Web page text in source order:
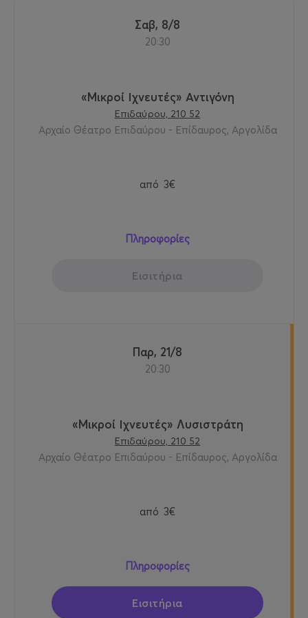
Σαβ, 8/8
20:30
«Μικροί Ιχνευτές» Αντιγόνη
Επιδαύρου, 210 52
Αρχαίο Θέατρο Επιδαύρου - Επίδαυρος, Αργολίδα
από 3€
Πληροφορίες
Εισιτήρια
Παρ, 21/8
20:30
«Μικροί Ιχνευτές» Λυσιστράτη
Επιδαύρου, 210 52
Αρχαίο Θέατρο Επιδαύρου - Επίδαυρος, Αργολίδα
από 3€
Πληροφορίες
Εισιτήρια